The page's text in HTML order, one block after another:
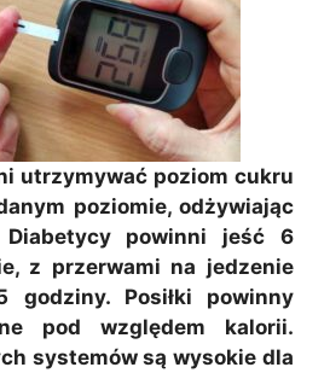
utrzymywać poziom cukru
poziomie, odżywiając
Diabetycy powinni jeść 6
z przerwami na jedzenie
godziny. Posiłki powinny
pod względem kalorii.
systemów są wysokie dla